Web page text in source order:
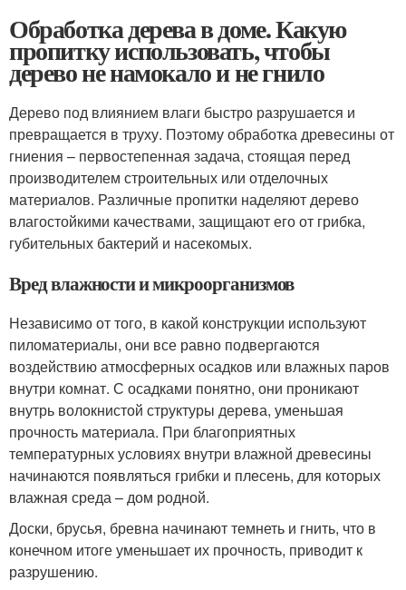
Обработка дерева в доме. Какую
пропитку использовать, чтобы
дерево не намокало и не гнило
Дерево под влиянием влаги быстро разрушается и
превращается в труху. Поэтому обработка древесины от
гниения – первостепенная задача, стоящая перед
производителем строительных или отделочных
материалов. Различные пропитки наделяют дерево
влагостойкими качествами, защищают его от грибка,
губительных бактерий и насекомых.
Вред влажности и микроорганизмов
Независимо от того, в какой конструкции используют
пиломатериалы, они все равно подвергаются
воздействию атмосферных осадков или влажных паров
внутри комнат. С осадками понятно, они проникают
внутрь волокнистой структуры дерева, уменьшая
прочность материала. При благоприятных
температурных условиях внутри влажной древесины
начинаются появляться грибки и плесень, для которых
влажная среда – дом родной.
Доски, брусья, бревна начинают темнеть и гнить, что в
конечном итоге уменьшает их прочность, приводит к
разрушению.